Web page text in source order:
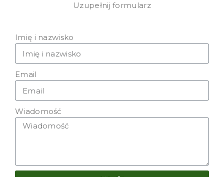
Uzupełnij formularz
Imię i nazwisko
Email
Wiadomość